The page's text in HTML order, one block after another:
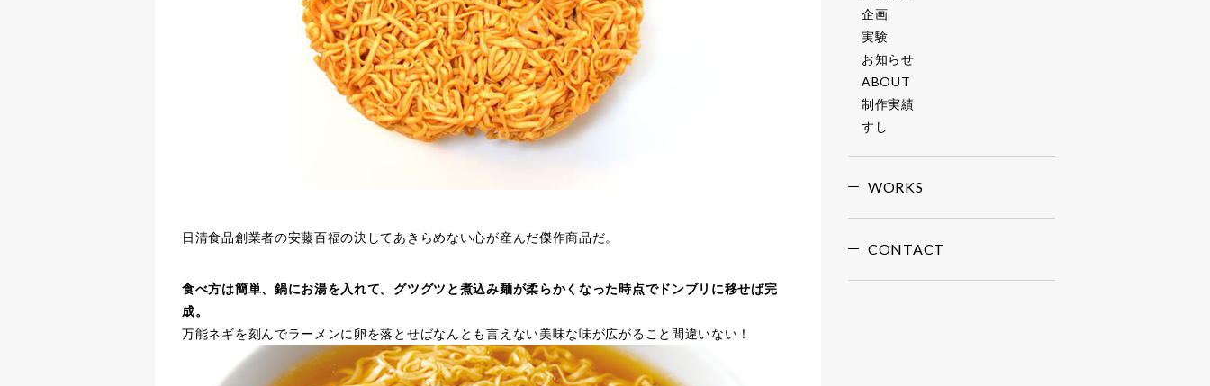
日清食品創業者の安藤百福の決してあきらめない心が産んだ傑作商品だ。
食べ方は簡単、鍋にお湯を入れて。グツグツと煮込み麺が柔らかくなった時点でドンブリに移せば完
成。
万能ネギを刻んでラーメンに卵を落とせばなんとも言えない美味な味が広がること間違いない！
企画
実験
お知らせ
ABOUT
制作実績
すし
WORKS
CONTACT